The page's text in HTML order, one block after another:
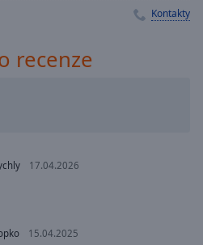
Kontakty
recenze
17.04.2026
15.04.2025